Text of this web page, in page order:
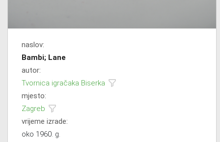
naslov:
Bambi; Lane
autor:
Tvornica igračaka Biserka
mjesto:
Zagreb
vrijeme izrade:
oko 1960. g.